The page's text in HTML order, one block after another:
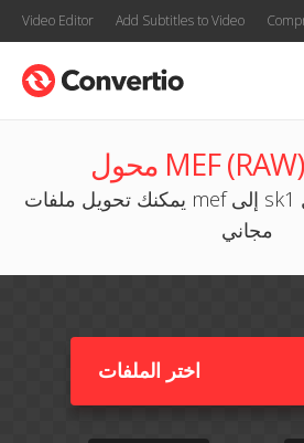
Video Editor Add Subtitles to Video
يمكنك تحويل ملفات mef إلى sk1 على الإنترنت وبشكل
مجاني
اختر الملفات